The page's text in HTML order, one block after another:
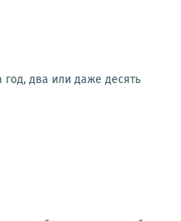
год, два или даже десять